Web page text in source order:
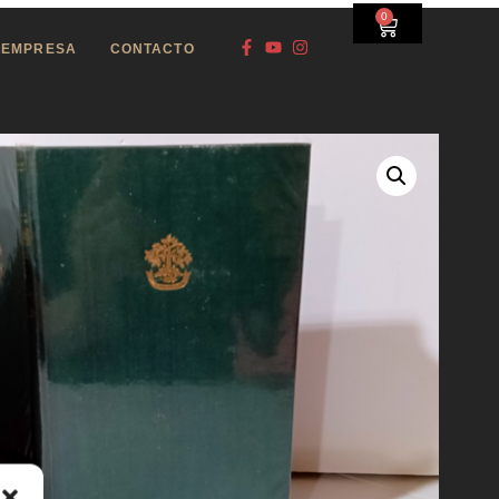
EMPRESA CONTACTO
0